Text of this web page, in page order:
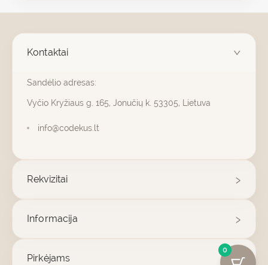
Kontaktai
Sandėlio adresas:
Vyčio Kryžiaus g. 165, Jonučių k. 53305, Lietuva
info@codekus.lt
Rekvizitai
Informacija
Pirkėjams
0